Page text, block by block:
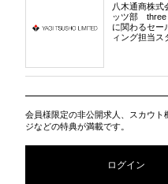
八木通商株式
ッツ部 three
に関わるセー
ィング担当ス
会員様限定の非公開求人、スカウト
ジなどの特典が満載です。
ログイン